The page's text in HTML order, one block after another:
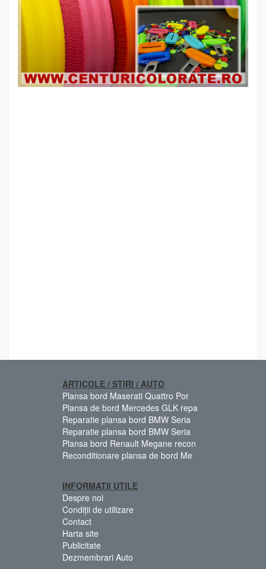
ARTICOLE / STIRI / AUTO
Plansa bord Maserati Quattro Por
Plansa de bord Mercedes GLK repa
Reparatie plansa bord BMW Seria
Reparatie plansa bord BMW Seria
Plansa bord Renault Megane recon
Reconditionare plansa de bord Me
INFORMATII UTILE
Despre noi
Condiții de utilizare
Contact
Harta site
Publicitate
Dezmembrari Auto